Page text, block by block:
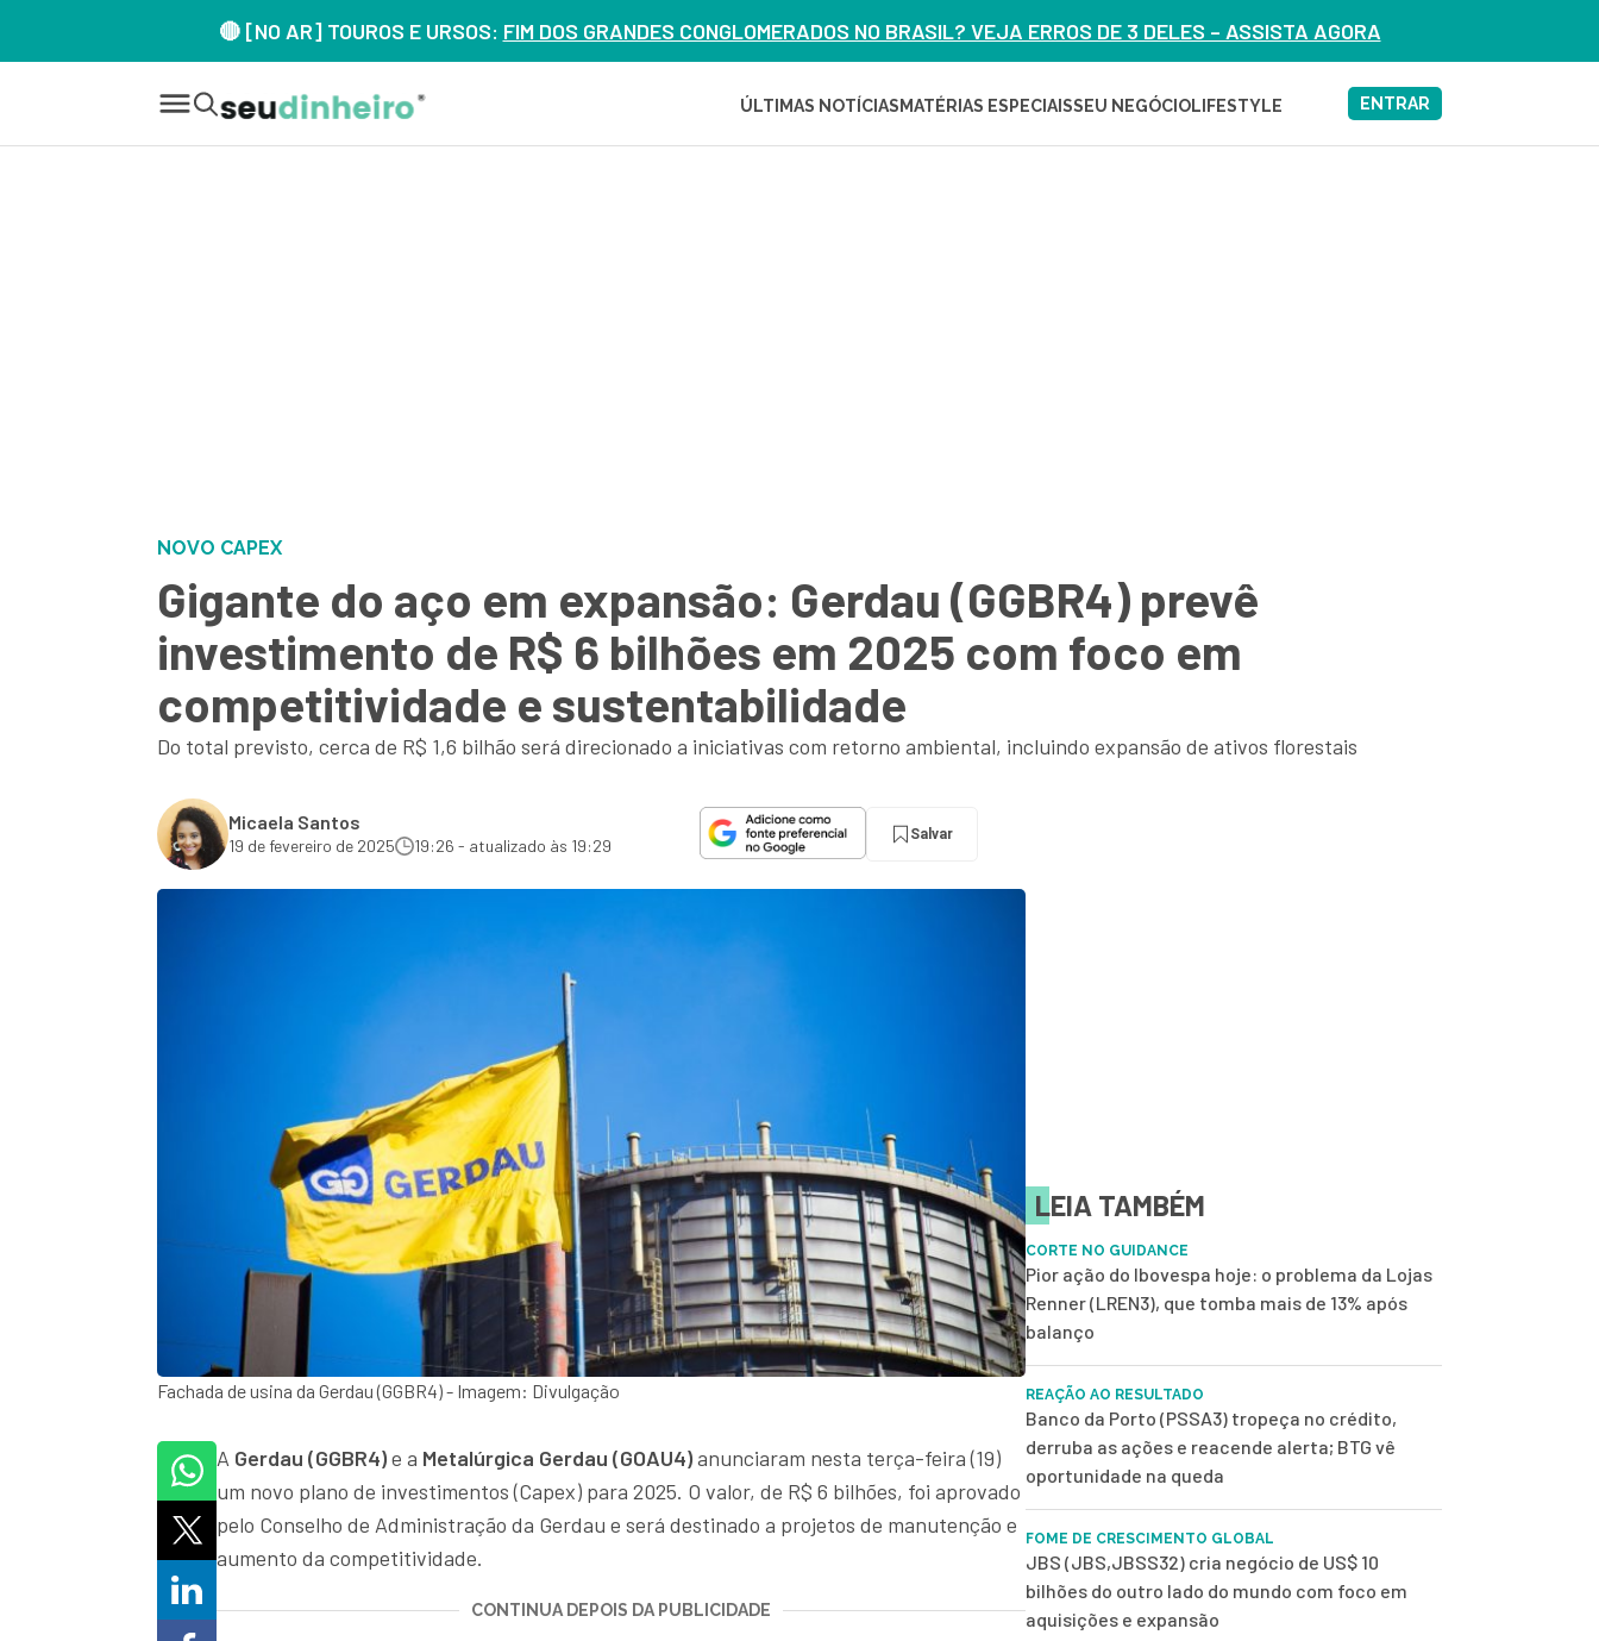
🔴 [NO AR] TOUROS E URSOS: FIM DOS GRANDES CONGLOMERADOS NO BRASIL? VEJA ERROS DE 3 DELES – ASSISTA AGORA
ÚLTIMAS NOTÍCIAS MATÉRIAS ESPECIAISSEU NEGÓCIOLIFESTYLE ENTRAR
NOVO CAPEX
Gigante do aço em expansão: Gerdau (GGBR4) prevê
investimento de R$ 6 bilhões em 2025 com foco em
competitividade e sustentabilidade
Do total previsto, cerca de R$ 1,6 bilhão será direcionado a iniciativas com retorno ambiental, incluindo expansão de ativos florestais
Micaela Santos
19 de fevereiro de 2025 19:26 - atualizado às 19:29
Salvar
Fachada de usina da Gerdau (GGBR4) - Imagem: Divulgação
A Gerdau (GGBR4)e a Metalúrgica Gerdau (GOAU4)anunciaram nesta terça-feira (19)
um novo plano de investimentos (Capex) para 2025. O valor, de R$ 6 bilhões, foi aprovado
pelo Conselho de Administração da Gerdau e será destinado a projetos de manutenção e
aumento da competitividade.
CONTINUA DEPOIS DA PUBLICIDADE
LEIA TAMBÉM
CORTE NO GUIDANCE
Pior ação do Ibovespa hoje: o problema da Lojas
Renner (LREN3), que tomba mais de 13% após
balanço
REAÇÃO AO RESULTADO
Banco da Porto (PSSA3) tropeça no crédito,
derruba as ações e reacende alerta; BTG vê
oportunidade na queda
FOME DE CRESCIMENTO GLOBAL
JBS (JBS,JBSS32) cria negócio de US$ 10
bilhões do outro lado do mundo com foco em
aquisições e expansão